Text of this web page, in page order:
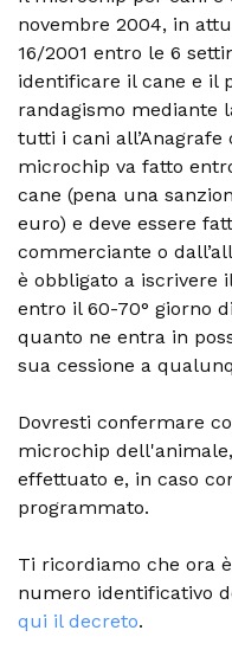
novembre 2004, in
16/2001 entro le 6
identificare il cane e il
randagismo mediante
tutti i cani all’Anagrafe
microchip va fatto
cane (pena una
euro) e deve essere
commerciante o
è obbligato a iscrivere
entro il 60-70° giorno
quanto ne entra in
sua cessione a
Dovresti confermare
microchip
effettuato e, in caso
programmato.
Ti ricordiamo che ora
numero identificativo
qui il decreto.